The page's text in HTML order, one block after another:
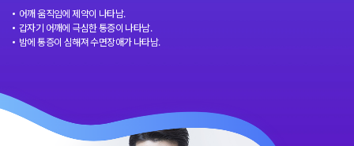
어깨 움직임에 제약이 나타남.
갑자기 어깨에 극심한 통증이 나타남.
밤에 통증이 심해져 수면장애가 나타남.